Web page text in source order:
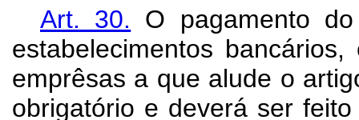
Art. 30. O pagamento
estabelecimentos
emprêsas a que alude o
obrigatório e deverá ser